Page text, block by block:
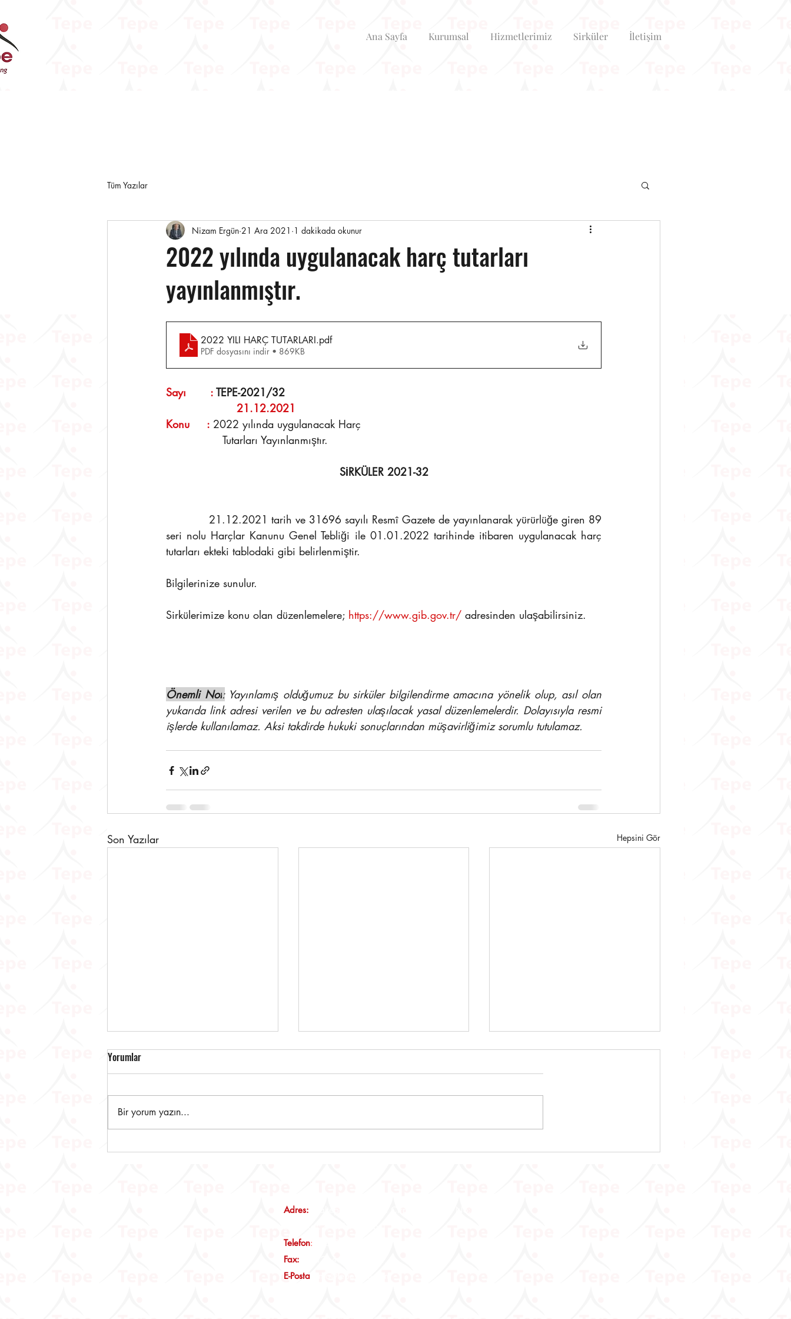
Ana Sayfa Kurumsal Hizmetlerimiz Sirküler İletişim
Tüm Yazılar
2022 yılında uygulanacak harç tutarları
yayınlanmıştır.
Nizam Ergün 21 Ara 2021 1 dakikada okunur
2022 YILI HARÇ TUTARLARI.pdf
PDF dosyasını indir • 869KB
Sayı       : TEPE-2021/32
                    21.12.2021
Konu     : 2022 yılında uygulanacak Harç
                Tutarları Yayınlanmıştır.
SİRKÜLER 2021-32
seri nolu Harçlar Kanunu Genel Tebliği ile 01.01.2022 tarihinde itibaren uygulanacak harç
tutarları ekteki tablodaki gibi belirlenmiştir.
Bilgilerinize sunulur.
Sirkülerimize konu olan düzenlemelere; https://www.gib.gov.tr/ adresinden ulaşabilirsiniz.
Önemli Not: Yayınlamış olduğumuz bu sirküler bilgilendirme amacına yönelik olup, asıl olan
yukarıda link adresi verilen ve bu adresten ulaşılacak yasal düzenlemelerdir. Dolayısıyla resmi
işlerde kullanılamaz. Aksi takdirde hukuki sonuçlarından müşavirliğimiz sorumlu tutulamaz.
Son Yazılar Hepsini Gör
ÖTV3A, ÖTV3C VE ÖTV4
Emlak Vergisi Kanunu Genel
Muhtasar ve Prim Hizmet
Yorumlar
Bir yorum yazın...
Adres:
Telefon:
Fax:
E-Posta